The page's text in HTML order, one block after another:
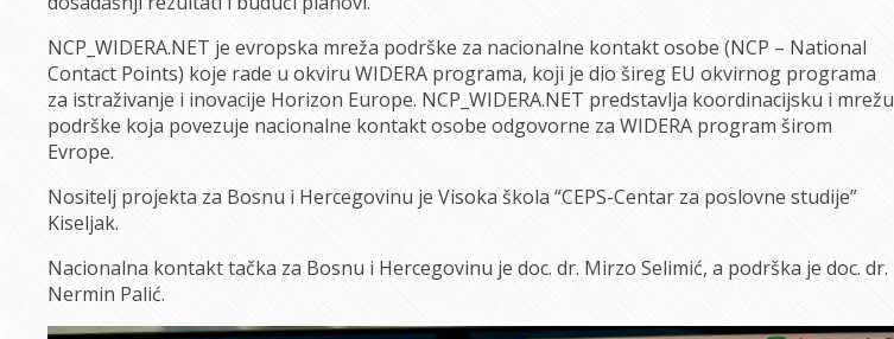
NCP_WIDERA.NET je evropska mreža podrške za nacionalne kontakt osobe (NCP – National
Contact Points) koje rade u okviru WIDERA programa, koji je dio šireg EU okvirnog programa
za istraživanje i inovacije Horizon Europe. NCP_WIDERA.NET predstavlja koordinacijsku i mrežu
podrške koja povezuje nacionalne kontakt osobe odgovorne za WIDERA program širom
Evrope.
Nositelj projekta za Bosnu i Hercegovinu je Visoka škola “CEPS-Centar za poslovne studije”
Kiseljak.
Nacionalna kontakt tačka za Bosnu i Hercegovinu je doc. dr. Mirzo Selimić, a podrška je doc. dr.
Nermin Palić.